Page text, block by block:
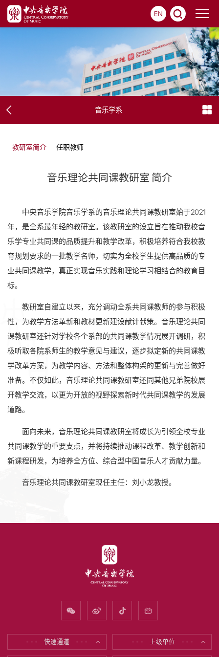
EN
音乐学系
教研室简介 任职教师
音乐理论共同课教研室 简介
中央音乐学院音乐学系的音乐理论共同课教研室始于2021
年，是全系最年轻的教研室。该教研室的设立旨在推动我校音
乐学专业共同课的品质提升和教学改革，积极培养符合我校教
育规划要求的一批教学名师，切实为全校学生提供高品质的专
业共同课教学，真正实现音乐实践和理论学习相结合的教育目
标。
教研室自建立以来，充分调动全系共同课教师的参与积极
性，为教学方法革新和教材更新建设献计献策。音乐理论共同
课教研室还针对学校各个系部的共同课教学情况展开调研，积
极听取各院系师生的教学意见与建议，逐步拟定新的共同课教
学改革方案，为教学内容、方法和整体构架的更新与完善做好
准备。不仅如此，音乐理论共同课教研室还同其他兄弟院校展
开教学交流，以更为开放的视野探索新时代共同课教学的发展
道路。
面向未来，音乐理论共同课教研室将成长为引领全校专业
共同课教学的重要支点，并将持续推动课程改革、教学创新和
新课程研发，为培养全方位、综合型中国音乐人才贡献力量。
音乐理论共同课教研室现任主任：刘小龙教授。
快速通道 上级单位